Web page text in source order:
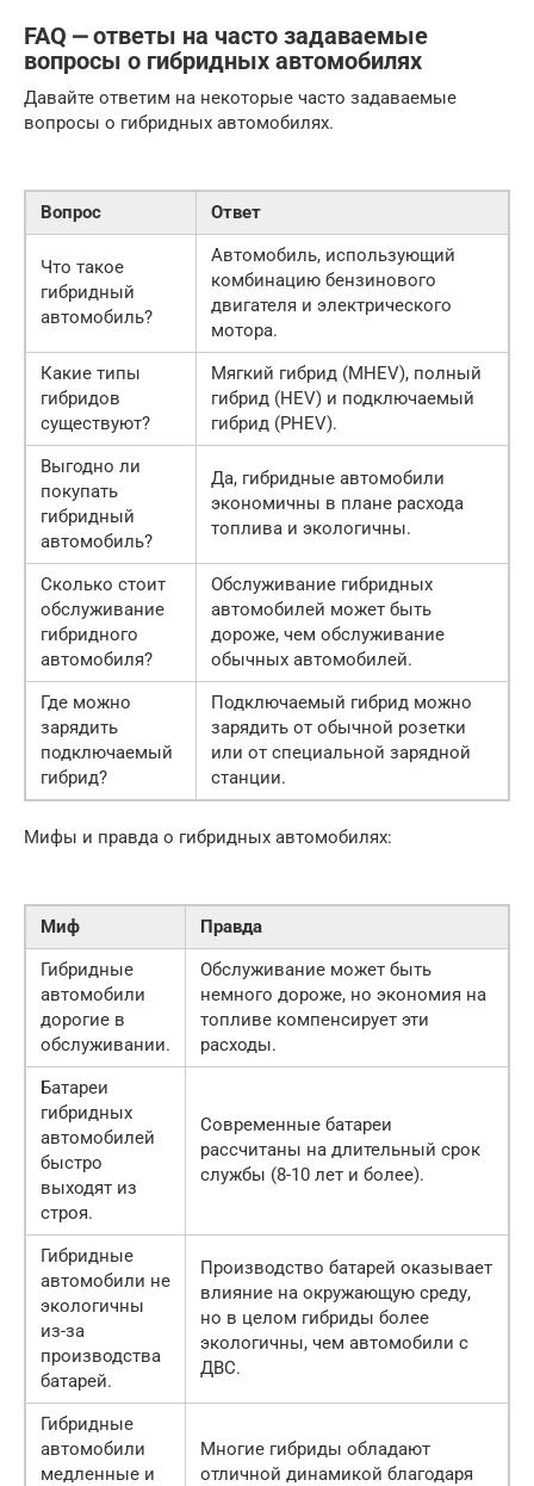
FAQ ⎼ ответы на часто задаваемые
вопросы о гибридных автомобилях
Давайте ответим на некоторые часто задаваемые
вопросы о гибридных автомобилях.
Вопрос Ответ
Что такое
гибридный
автомобиль?
Автомобиль, использующий
комбинацию бензинового
двигателя и электрического
мотора.
Какие типы
гибридов
существуют?
Мягкий гибрид (MHEV), полный
гибрид (HEV) и подключаемый
гибрид (PHEV).
Выгодно ли
покупать
гибридный
автомобиль?
Да, гибридные автомобили
экономичны в плане расхода
топлива и экологичны.
Сколько стоит
обслуживание
гибридного
автомобиля?
Обслуживание гибридных
автомобилей может быть
дороже, чем обслуживание
обычных автомобилей.
Где можно
зарядить
подключаемый
гибрид?
Подключаемый гибрид можно
зарядить от обычной розетки
или от специальной зарядной
станции.
Мифы и правда о гибридных автомобилях:
Миф
Правда
Гибридные
автомобили
дорогие в
обслуживании.
Обслуживание может быть
немного дороже, но экономия на
топливе компенсирует эти
расходы.
Батареи
гибридных
автомобилей
быстро
выходят из
строя.
Современные батареи
рассчитаны на длительный срок
службы (8-10 лет и более).
Гибридные
автомобили не
экологичны
из-за
производства
батарей.
Производство батарей оказывает
влияние на окружающую среду,
но в целом гибриды более
экологичны, чем автомобили с
ДВС.
Гибридные
автомобили
медленные и
Многие гибриды обладают
отличной динамикой благодаря